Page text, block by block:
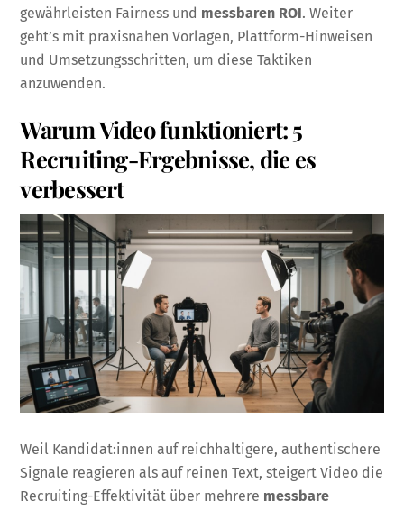
gewährleisten Fairness und messbaren ROI. Weiter
geht’s mit praxisnahen Vorlagen, Plattform-Hinweisen
und Umsetzungsschritten, um diese Taktiken
anzuwenden.
Warum Video funktioniert: 5
Recruiting-Ergebnisse, die es
verbessert
Weil Kandidat:innen auf reichhaltigere, authentischere
Signale reagieren als auf reinen Text, steigert Video die
Recruiting-Effektivität über mehrere messbare